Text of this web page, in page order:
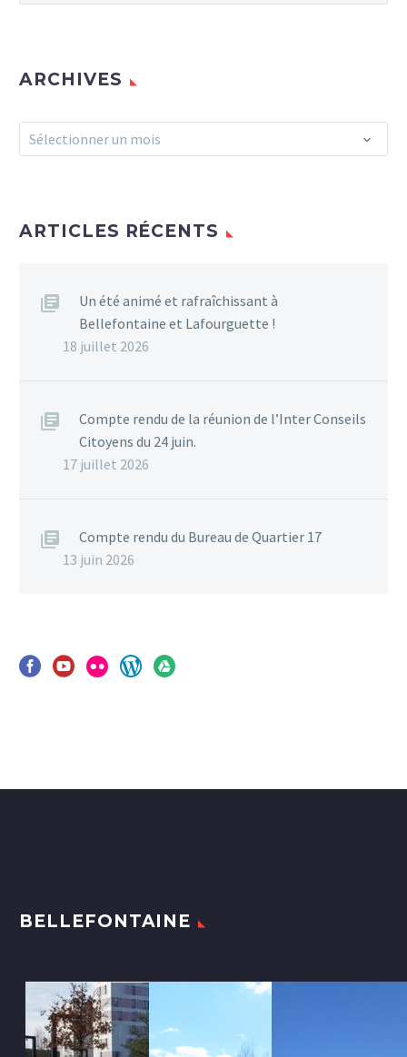
ARCHIVES
Archives
Sélectionner un mois
ARTICLES RÉCENTS
Un été animé et rafraîchissant à
Bellefontaine et Lafourguette !
18 juillet 2026
Compte rendu de la réunion de l’Inter Conseils
Citoyens du 24 juin.
17 juillet 2026
Compte rendu du Bureau de Quartier 17
13 juin 2026
BELLEFONTAINE